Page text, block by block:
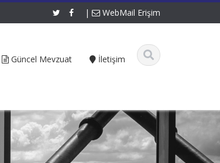
| WebMail Erişim
Güncel Mevzuat İletişim